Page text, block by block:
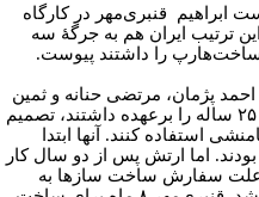
دست ابراهیم قنبری‌مهر در کارگاه
ترتیب ایران هم به جرگۀ سه
ساخت‌هارپ را داشتند پیوست.
جمله احمد پژمان، مرتضی حنانه و ثمین
باغچه بان، که اجرای موسیقی جشن‌های ۲۵۰۰ ساله را برعهده داشتند، تصمیم
استفاده کنند. آنها ابتدا
اما ارتش پس از دو سال کار
علت سفارش ساخت سازها به